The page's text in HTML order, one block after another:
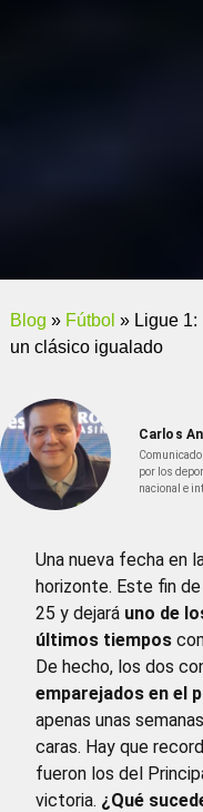
Blog » Fútbol » Ligue
un clásico igualado
Carlos
por los
nacional e
Una nueva fecha en
horizonte. Este fin
25 y dejará uno de
últimos tiempos
De hecho, los dos
emparejados en el
apenas unas
caras. Hay que
fueron los del
victoria. ¿Qué